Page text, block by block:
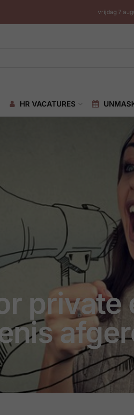
vrijdag 7
HR VACATURES
private